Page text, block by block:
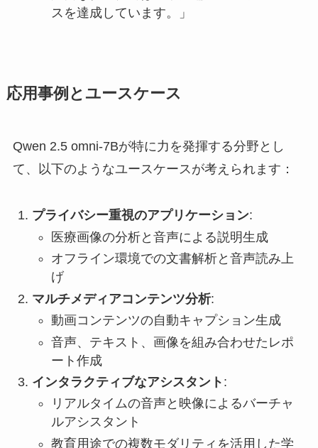
スを達成しています。」
応用事例とユースケース
Qwen 2.5 omni-7Bが特に力を発揮する分野とし
て、以下のようなユースケースが考えられます：
プライバシー重視のアプリケーション:
医療画像の分析と音声による説明生成
オフライン環境での文書解析と音声読み上
げ
マルチメディアコンテンツ分析:
動画コンテンツの自動キャプション生成
音声、テキスト、画像を組み合わせたレポ
ート作成
インタラクティブなアシスタント :
リアルタイムの音声と映像によるバーチャ
ルアシスタント
教育用途での複数モダリティを活用した学